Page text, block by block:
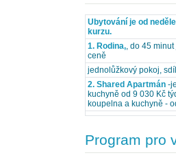
Ubytování je od
kurzu.
1. Rodina,, do 45 minut
ceně
jednolůžkový pokoj,
2. Shared Apartmán-
kuchyně od 9 030 Kč
koupelna a kuchyně -
Program pro